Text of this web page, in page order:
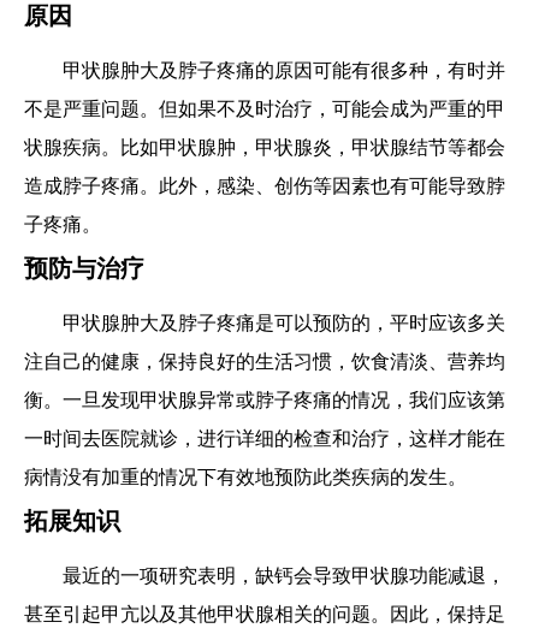
原因
甲状腺肿大及脖子疼痛的原因可能有很多种，有时并
不是严重问题。但如果不及时治疗，可能会成为严重的甲
状腺疾病。比如甲状腺肿，甲状腺炎，甲状腺结节等都会
造成脖子疼痛。此外，感染、创伤等因素也有可能导致脖
子疼痛。
预防与治疗
甲状腺肿大及脖子疼痛是可以预防的，平时应该多关
注自己的健康，保持良好的生活习惯，饮食清淡、营养均
衡。一旦发现甲状腺异常或脖子疼痛的情况，我们应该第
一时间去医院就诊，进行详细的检查和治疗，这样才能在
病情没有加重的情况下有效地预防此类疾病的发生。
拓展知识
最近的一项研究表明，缺钙会导致甲状腺功能减退，
甚至引起甲亢以及其他甲状腺相关的问题。因此，保持足